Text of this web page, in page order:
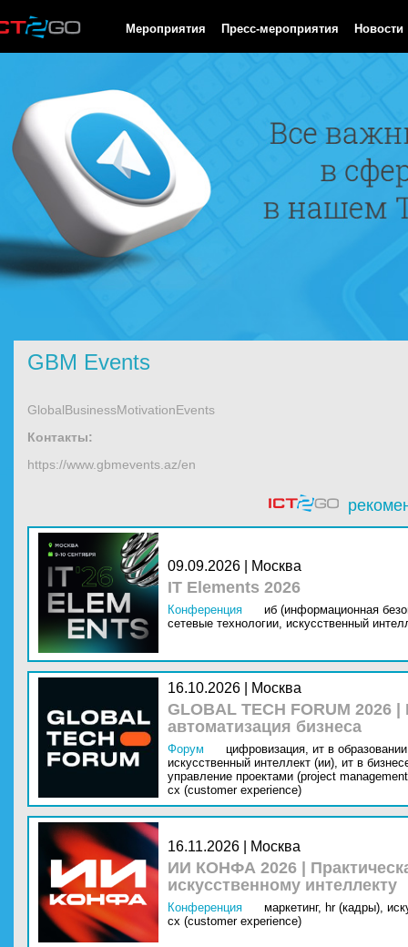
Мероприятия Пресс-мероприятия Новости
GBM Events
GlobalBusinessMotivationEvents
Контакты:
https://www.gbmevents.az/en
09.09.2026 | Москва
IT Elements 2026
Конференция
иб (информационная
сетевые технологии, искусственный
16.10.2026 | Москва
GLOBAL TECH FORUM
автоматизация бизнеса
Форум цифровизация, ит в
искусственный интеллект (ии), ит в
управление проектами (project
cx (customer experience)
16.11.2026 | Москва
ИИ КОНФА 2026 |
искусственному интеллекту
Конференция маркетинг, hr (кадры),
cx (customer experience)